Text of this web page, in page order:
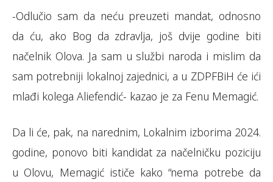
-Odlučio sam da neću preuzeti mandat, odnosno
da ću, ako Bog da zdravlja, još dvije godine biti
načelnik Olova. Ja sam u službi naroda i mislim da
sam potrebniji lokalnoj zajednici, a u ZDPFBiH će ići
mlađi kolega Aliefendić- kazao je za Fenu Memagić.
Da li će, pak, na narednim, Lokalnim izborima 2024.
godine, ponovo biti kandidat za načelničku poziciju
u Olovu, Memagić ističe kako “nema potrebe da